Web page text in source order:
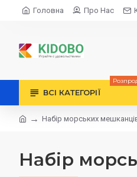
Головна Про Нас
ВСІ КАТЕГОРІЇ
Набір морських
Набір